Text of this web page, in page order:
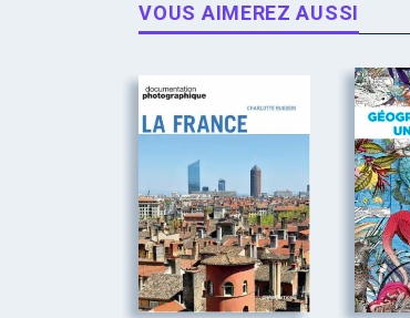
VOUS AIMEREZ AUSSI